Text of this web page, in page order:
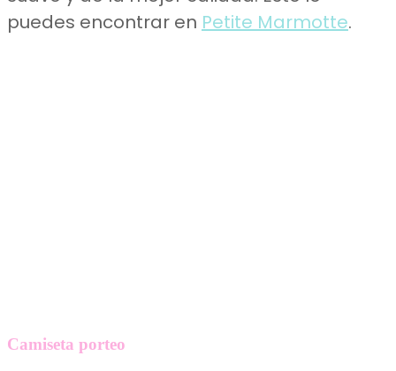
puedes encontrar en Petite Marmotte.
Camiseta porteo